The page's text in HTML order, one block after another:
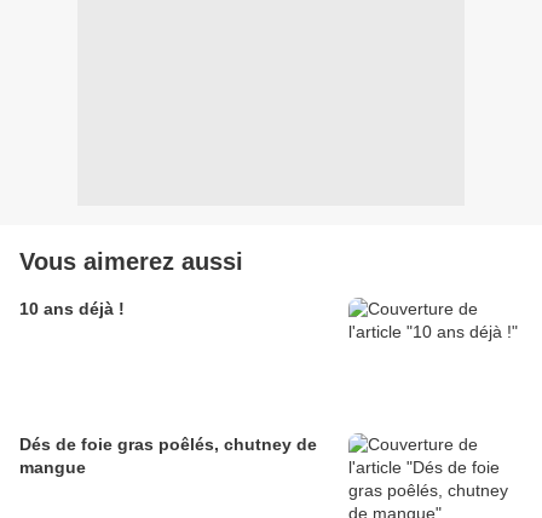
Vous aimerez aussi
10 ans déjà !
Dés de foie gras poêlés, chutney de
mangue